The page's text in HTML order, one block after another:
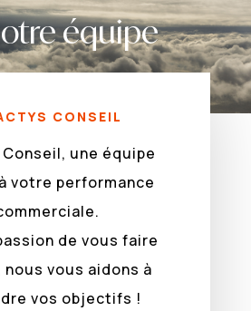
équipe
CONSEIL
une équipe
votre performance
de vous faire
nous vous aidons à
vos objectifs !